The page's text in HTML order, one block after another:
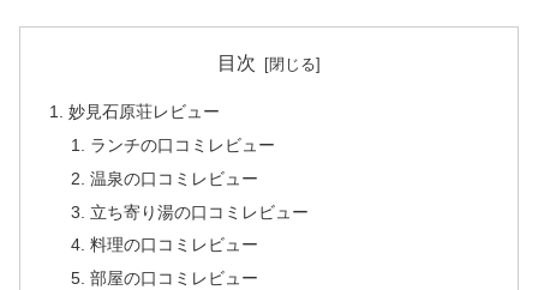
目次
妙見石原荘レビュー
ランチの口コミレビュー
温泉の口コミレビュー
立ち寄り湯の口コミレビュー
料理の口コミレビュー
部屋の口コミレビュー